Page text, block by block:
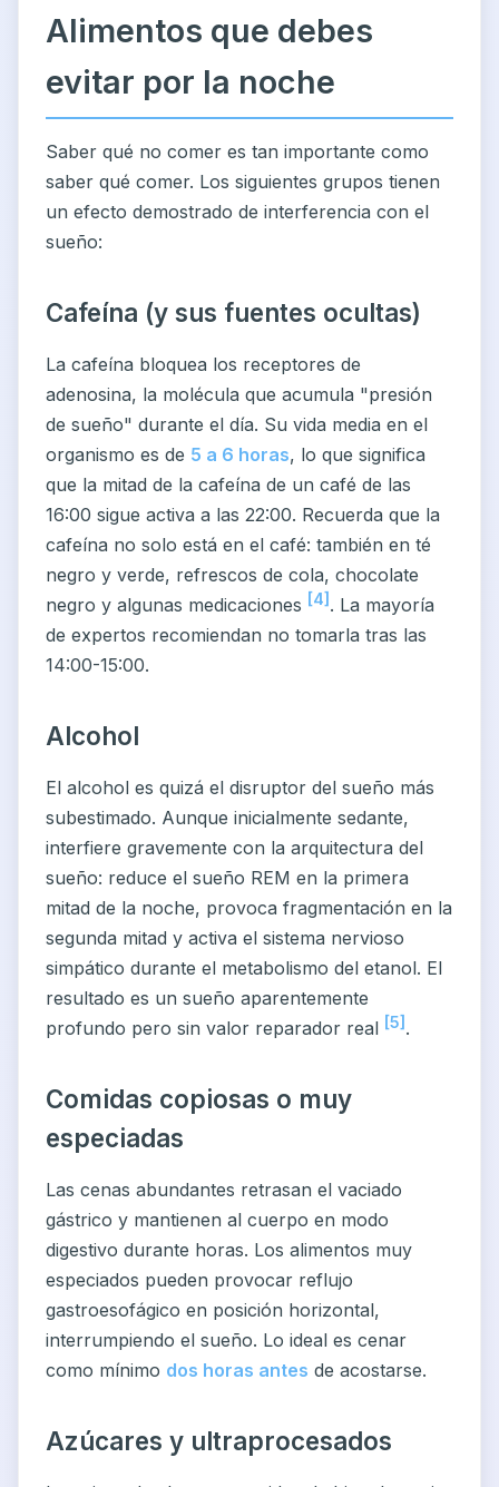
Alimentos que debes
evitar por la noche
Saber qué no comer es tan importante como
saber qué comer. Los siguientes grupos tienen
un efecto demostrado de interferencia con el
sueño:
Cafeína (y sus fuentes ocultas)
La cafeína bloquea los receptores de
adenosina, la molécula que acumula "presión
de sueño" durante el día. Su vida media en el
organismo es de 5 a 6 horas, lo que significa
que la mitad de la cafeína de un café de las
16:00 sigue activa a las 22:00. Recuerda que la
cafeína no solo está en el café: también en té
negro y verde, refrescos de cola, chocolate
negro y algunas medicaciones [4] . La mayoría
de expertos recomiendan no tomarla tras las
14:00-15:00.
Alcohol
El alcohol es quizá el disruptor del sueño más
subestimado. Aunque inicialmente sedante,
interfiere gravemente con la arquitectura del
sueño: reduce el sueño REM en la primera
mitad de la noche, provoca fragmentación en la
segunda mitad y activa el sistema nervioso
simpático durante el metabolismo del etanol. El
resultado es un sueño aparentemente
profundo pero sin valor reparador real [5] .
Comidas copiosas o muy
especiadas
Las cenas abundantes retrasan el vaciado
gástrico y mantienen al cuerpo en modo
digestivo durante horas. Los alimentos muy
especiados pueden provocar reflujo
gastroesofágico en posición horizontal,
interrumpiendo el sueño. Lo ideal es cenar
como mínimo dos horas antes de acostarse.
Azúcares y ultraprocesados